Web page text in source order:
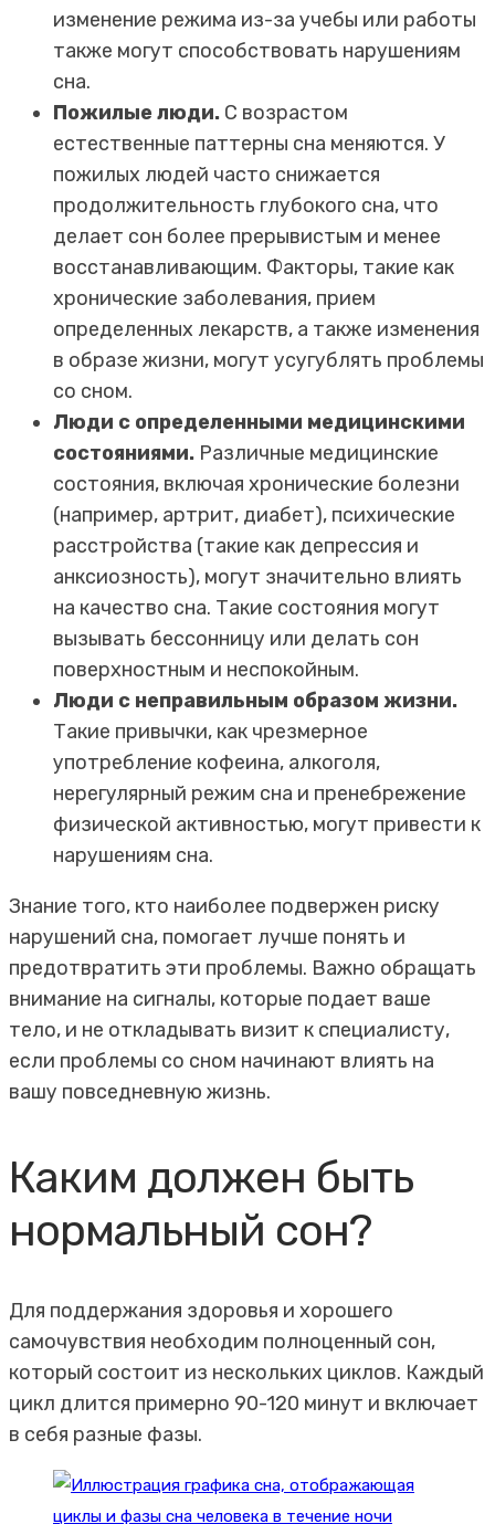
изменение режима из-за учебы или работы
также могут способствовать нарушениям
сна.
Пожилые люди. С возрастом
естественные паттерны сна меняются. У
пожилых людей часто снижается
продолжительность глубокого сна, что
делает сон более прерывистым и менее
восстанавливающим. Факторы, такие как
хронические заболевания, прием
определенных лекарств, а также изменения
в образе жизни, могут усугублять проблемы
со сном.
Люди с определенными медицинскими
состояниями. Различные медицинские
состояния, включая хронические болезни
(например, артрит, диабет), психические
расстройства (такие как депрессия и
анксиозность), могут значительно влиять
на качество сна. Такие состояния могут
вызывать бессонницу или делать сон
поверхностным и неспокойным.
Люди с неправильным образом жизни.
Такие привычки, как чрезмерное
употребление кофеина, алкоголя,
нерегулярный режим сна и пренебрежение
физической активностью, могут привести к
нарушениям сна.
Знание того, кто наиболее подвержен риску
нарушений сна, помогает лучше понять и
предотвратить эти проблемы. Важно обращать
внимание на сигналы, которые подает ваше
тело, и не откладывать визит к специалисту,
если проблемы со сном начинают влиять на
вашу повседневную жизнь.
Каким должен быть
нормальный сон?
Для поддержания здоровья и хорошего
самочувствия необходим полноценный сон,
который состоит из нескольких циклов. Каждый
цикл длится примерно 90-120 минут и включает
в себя разные фазы.